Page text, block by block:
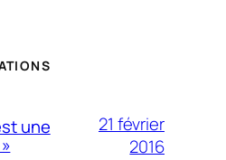
une
21 février
2016